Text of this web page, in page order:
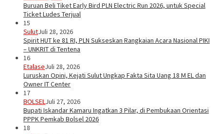
Buruan Beli Tiket Early Bird PLN Electric Run 2026, untuk Special
Ticket Ludes Terjual
15
SulutJuli 28, 2026
Spirit HUT ke 81 RI, PLN Sukseskan Rangkaian Acara Nasional PIKI
– UNKRIT di Tentena
16
EtalaseJuli 28, 2026
Luruskan Opini, Kejati Sulut Ungkap Fakta Sita Uang 18 M EL dan
Owner IT Center
17
BOLSELJuli 27, 2026
Bupati Iskandar Kamaru Ingatkan 3 Pilar, di Pembukaan Orientasi
PPPK Pemkab Bolsel 2026
18